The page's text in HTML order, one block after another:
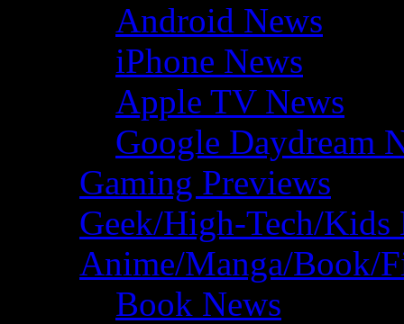
Android News
iPhone News
Apple TV News
Google Daydream
Gaming Previews
Geek/High-Tech/Kids
Anime/Manga/Book/
Book News